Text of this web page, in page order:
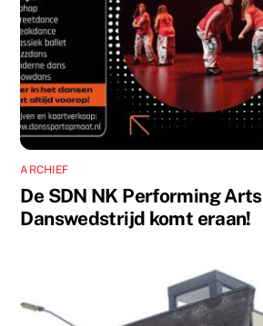
ARCHIEF
De SDN NK Performing Arts
Danswedstrijd komt eraan!